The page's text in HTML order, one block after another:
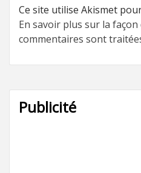
Ce site utilise Akismet
En savoir plus sur la
commentaires sont
Publicité